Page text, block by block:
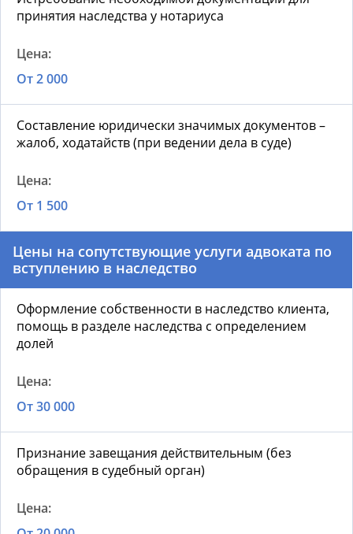
принятия наследства у нотариуса
От 2 000
Составление юридически значимых документов –
жалоб, ходатайств (при ведении дела в суде)
От 1 500
Цены на сопутствующие услуги адвоката по
вступлению в наследство
Оформление собственности в наследство клиента,
помощь в разделе наследства с определением
долей
От 30 000
Признание завещания действительным (без
обращения в судебный орган)